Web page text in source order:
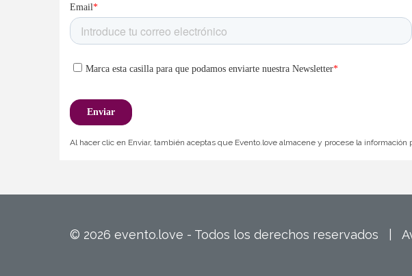
Al hacer clic en Enviar, también aceptas que Evento.love almacene y procese la
© 2026 evento.love - Todos los derechos reservados |